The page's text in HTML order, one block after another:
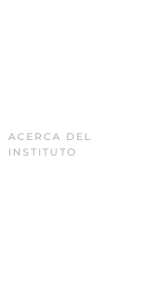
ACERCA DEL
INSTITUTO